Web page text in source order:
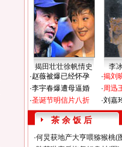
揭田壮壮徐帆情史 李
·赵薇被爆已经怀孕
·李宇春爆遭母逼婚
·圣诞节明信片八折
·揭刘
·周迅
·刘嘉
茶 余 饭 后
·何炅获地产大亨喂猕猴桃(